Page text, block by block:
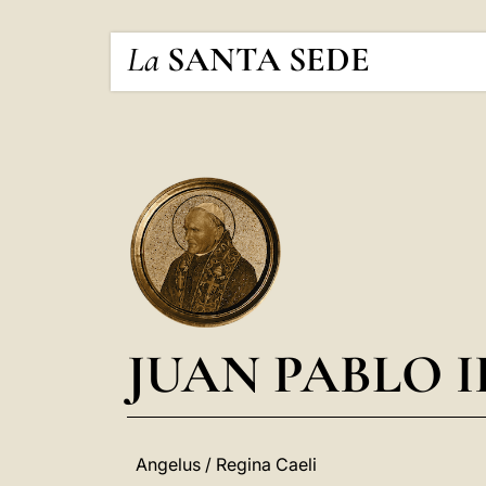
La SANTA SEDE
JUAN PABLO
Angelus / Regina Caeli